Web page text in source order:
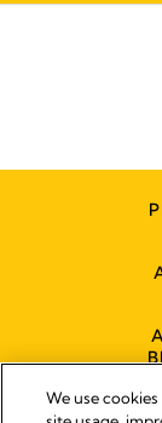
We use